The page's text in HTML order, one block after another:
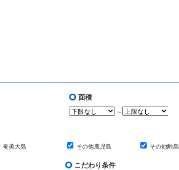
面積
～
奄美大島 その他鹿児島 その他離島
こだわり条件